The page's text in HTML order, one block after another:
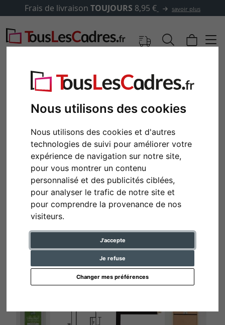
Nous utilisons des cookies
Nous utilisons des cookies et d'autres
technologies de suivi pour améliorer votre
expérience de navigation sur notre site,
pour vous montrer un contenu
personnalisé et des publicités ciblées,
pour analyser le trafic de notre site et
pour comprendre la provenance de nos
visiteurs.
J'accepte
Je refuse
Changer mes préférences
Frais de livraison TOUJOURS 8,95 € savoir plus
Retour